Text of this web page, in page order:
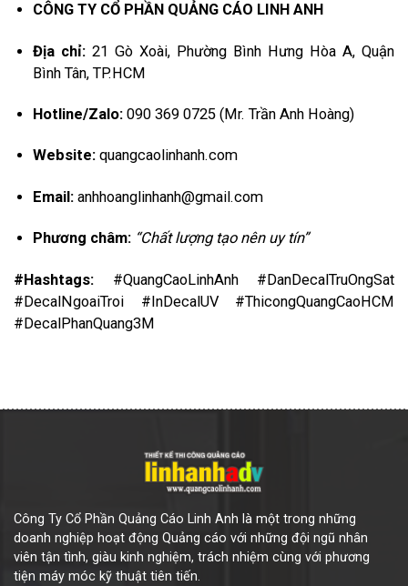
CÔNG TY CỔ PHẦN QUẢNG CÁO LINH ANH
Địa chỉ: 21 Gò Xoài, Phường Bình Hưng Hòa A, Quận
Bình Tân, TP.HCM
Hotline/Zalo: 090 369 0725 (Mr. Trần Anh Hoàng)
Website: quangcaolinhanh.com
Email: anhhoanglinhanh@gmail.com
Phương châm: “Chất lượng tạo nên uy tín”
#Hashtags: #QuangCaoLinhAnh #DanDecalTruOngSat
#DecalNgoaiTroi #InDecalUV #ThicongQuangCaoHCM
#DecalPhanQuang3M
Công Ty Cổ Phần Quảng Cáo Linh Anh là một trong những
doanh nghiệp hoạt động Quảng cáo với những đội ngũ nhân
viên tận tình, giàu kinh nghiệm, trách nhiệm cùng với phương
tiện máy móc kỹ thuật tiên tiến.